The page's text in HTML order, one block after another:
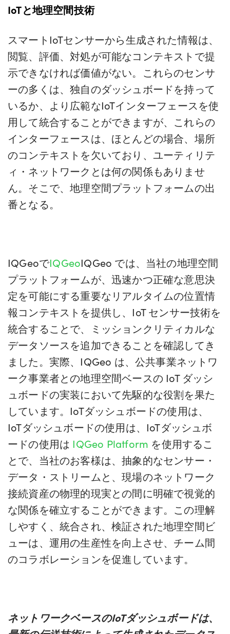
IoTと地理空間技術
スマートIoTセンサーから生成された情報は、
閲覧、評価、対処が可能なコンテキストで提
示できなければ価値がない。これらのセンサ
ーの多くは、独自のダッシュボードを持って
いるか、より広範なIoTインターフェースを使
用して統合することができますが、これらの
インターフェースは、ほとんどの場合、場所
のコンテキストを欠いており、ユーティリテ
ィ・ネットワークとは何の関係もありませ
ん。そこで、地理空間プラットフォームの出
番となる。
IQGeoでIQGeoIQGeo では、当社の地理空間
プラットフォームが、迅速かつ正確な意思決
定を可能にする重要なリアルタイムの位置情
報コンテキストを提供し、IoT センサー技術を
統合することで、ミッションクリティカルな
データソースを追加できることを確認してき
ました。実際、IQGeo は、公共事業ネットワ
ーク事業者との地理空間ベースの IoT ダッシ
ュボードの実装において先駆的な役割を果た
しています。IoTダッシュボードの使用は、
IoTダッシュボードの使用は、IoTダッシュボ
ードの使用は IQGeo Platform を使用するこ
とで、当社のお客様は、抽象的なセンサー・
データ・ストリームと、現場のネットワーク
接続資産の物理的現実との間に明確で視覚的
な関係を確立することができます。この理解
しやすく、統合され、検証された地理空間ビ
ューは、運用の生産性を向上させ、チーム間
のコラボレーションを促進しています。
ネットワークベースのIoTダッシュボードは、